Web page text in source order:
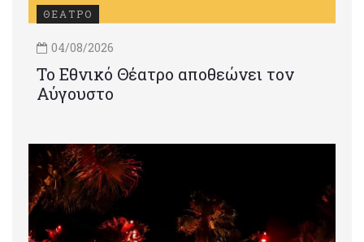
ΘΕΑΤΡΟ
04/08/2026
Το Εθνικό Θέατρο αποθεώνει τον
Αύγουστο